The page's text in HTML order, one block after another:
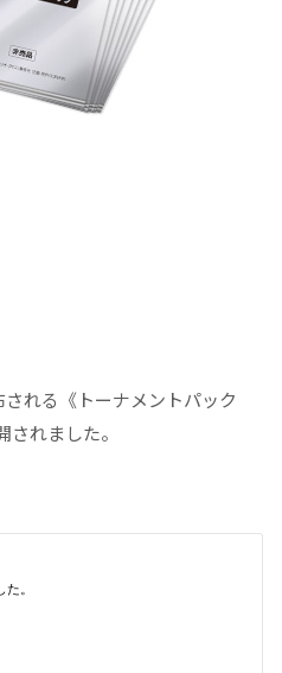
れる《トーナメントパック
れました。